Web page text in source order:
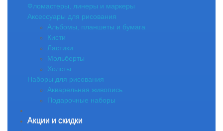
Фломастеры, линеры и маркеры
Аксессуары для рисования
Альбомы, планшеты и бумага
Кисти
Ластики
Мольберты
Холсты
Наборы для рисования
Акварельная живопись
Подарочные наборы
Акции и скидки